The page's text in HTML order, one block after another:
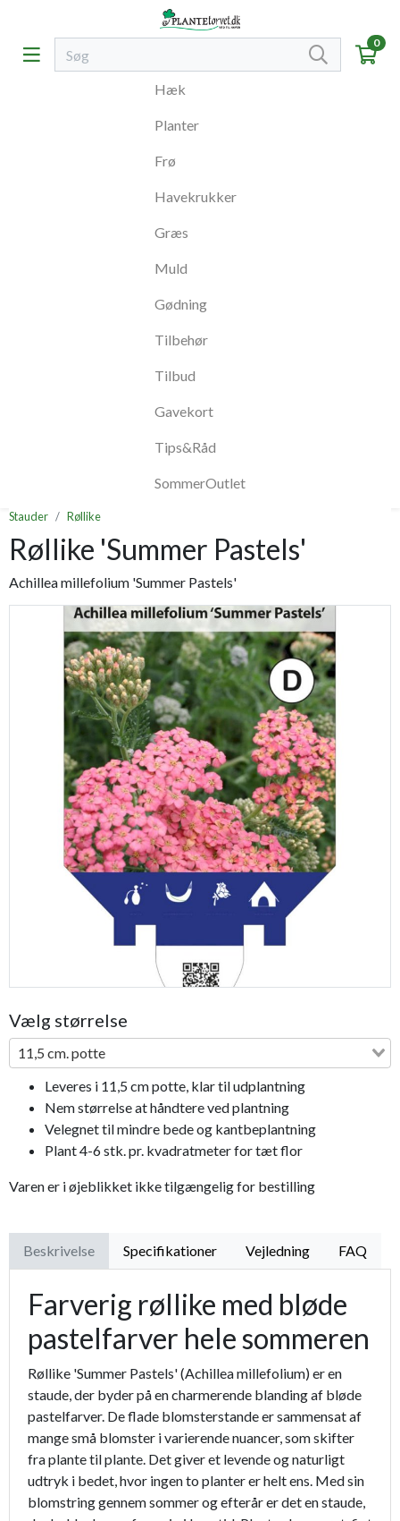
0
Hæk
Planter
Frø
Havekrukker
Græs
Muld
Gødning
Tilbehør
Tilbud
Gavekort
Tips&Råd
SommerOutlet
Stauder Røllike
Røllike 'Summer Pastels'
Achillea millefolium 'Summer Pastels'
Previous
Vælg størrelse
11,5 cm. potte
Leveres i 11,5 cm potte, klar til udplantning
Nem størrelse at håndtere ved plantning
Velegnet til mindre bede og kantbeplantning
Plant 4-6 stk. pr. kvadratmeter for tæt flor
Varen er i øjeblikket ikke tilgængelig for bestilling
Beskrivelse Specifikationer Vejledning FAQ
Farverig røllike med bløde
pastelfarver hele sommeren
Røllike 'Summer Pastels' (Achillea millefolium) er en
staude, der byder på en charmerende blanding af bløde
pastelfarver. De flade blomsterstande er sammensat af
mange små blomster i varierende nuancer, som skifter
fra plante til plante. Det giver et levende og naturligt
udtryk i bedet, hvor ingen to planter er helt ens. Med sin
blomstring gennem sommer og efterår er det en staude,